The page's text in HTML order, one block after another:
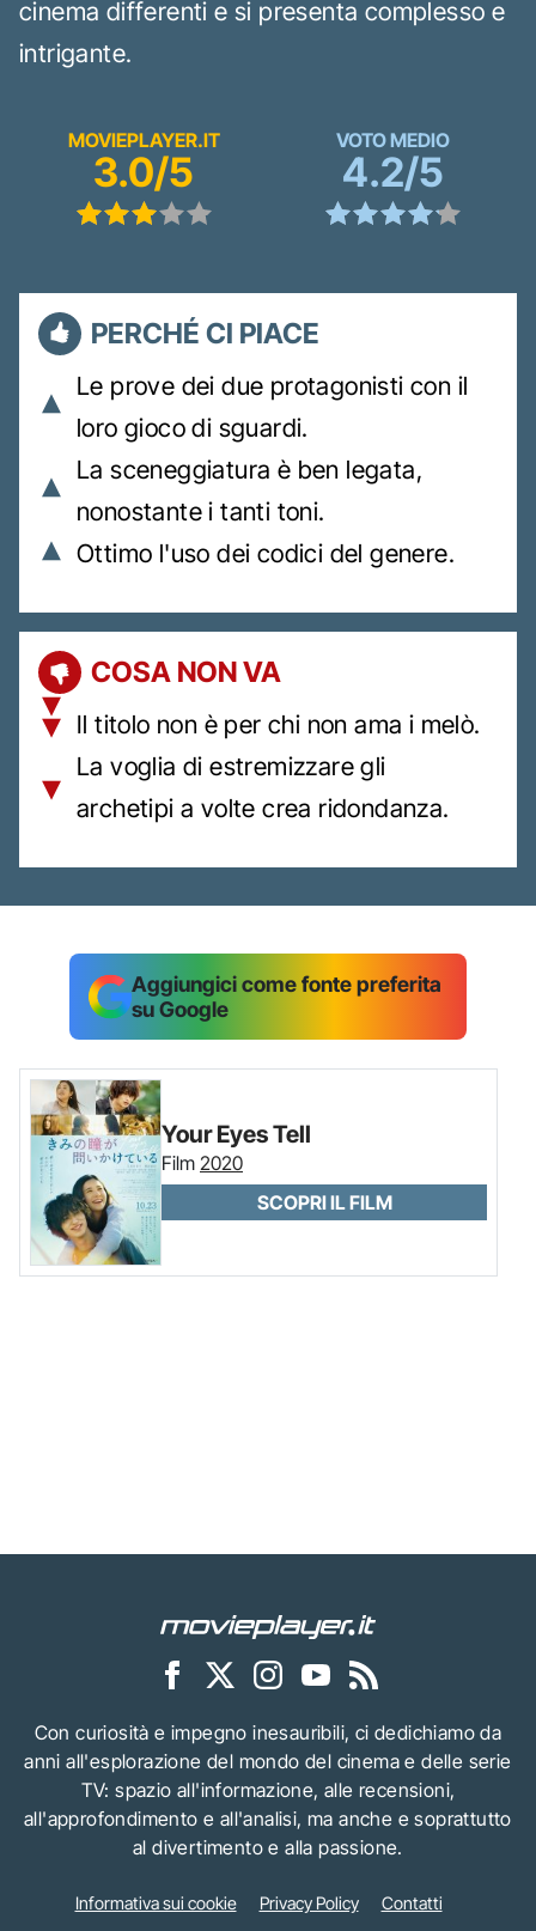
cinema differenti e si presenta complesso e
intrigante.
MOVIEPLAYER.IT
3.0/5
VOTO MEDIO
4.2/5
PERCHÉ CI PIACE
Le prove dei due protagonisti con il
loro gioco di sguardi.
La sceneggiatura è ben legata,
nonostante i tanti toni.
Ottimo l'uso dei codici del genere.
COSA NON VA
Il titolo non è per chi non ama i melò.
La voglia di estremizzare gli
archetipi a volte crea ridondanza.
Aggiungici come fonte preferita
su Google
Your Eyes Tell
Film 2020
SCOPRI IL FILM
Con curiosità e impegno inesauribili, ci dedichiamo da
anni all'esplorazione del mondo del cinema e delle serie
TV: spazio all'informazione, alle recensioni,
all'approfondimento e all'analisi, ma anche e soprattutto
al divertimento e alla passione.
Informativa sui cookie Privacy Policy
Contatti